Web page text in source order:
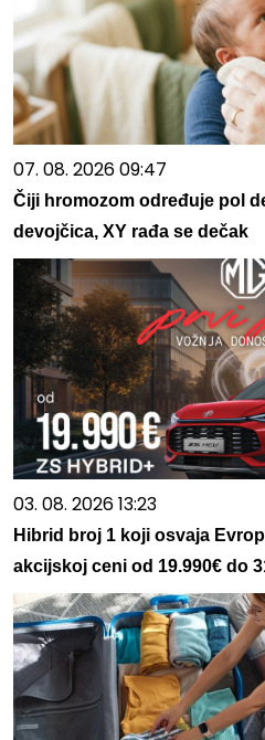
07. 08. 2026 09:47
Čiji hromozom određuje pol
devojčica, XY rađa se dečak
03. 08. 2026 13:23
Hibrid broj 1 koji osvaja
akcijskoj ceni od 19.990€ do